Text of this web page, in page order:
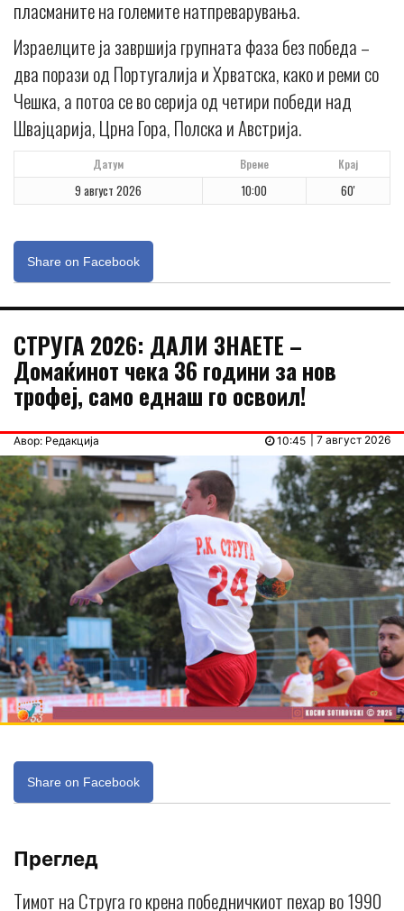
пласманите на големите натпреварувања.
Израелците ја завршија групната фаза без победа –
два порази од Португалија и Хрватска, како и реми со
Чешка, а потоа се во серија од четири победи над
Швајцарија, Црна Гора, Полска и Австрија.
Датум Време Крај
9 август 2026 10:00 60'
Share on Facebook
СТРУГА 2026: ДАЛИ ЗНАЕТЕ –
Домаќинот чека 36 години за нов
трофеј, само еднаш го освоил!
Авор: Редакција | 7 август 2026
10:45
Share on Facebook
Преглед
Тимот на Струга го крена победничкиот пехар во 1990